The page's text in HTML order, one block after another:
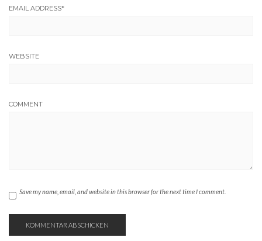
EMAIL ADDRESS*
WEBSITE
COMMENT
Save my name, email, and website in this browser for the next time I comment.